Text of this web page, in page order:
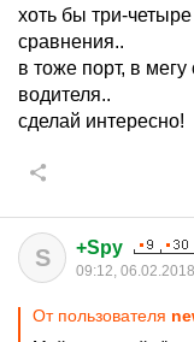
хоть бы три-
сравнения..
в тоже порт, в
водителя..
сделай интересно!
S +Spy
09:12, 06.02.2018
От пользователя